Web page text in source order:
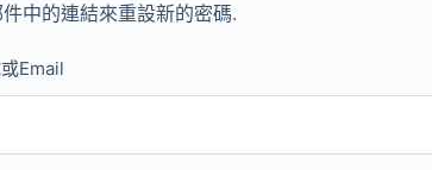
中的連結來重設新的密碼.
Email